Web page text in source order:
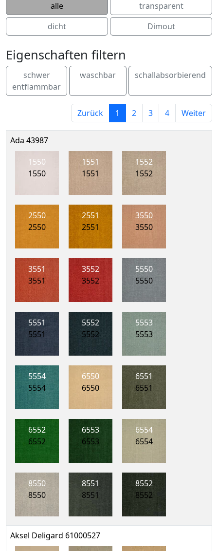
alle
transparent
dicht
Dimout
Eigenschaften filtern
schwer
entflammbar
waschbar schallabsorbierend
Zurück 1 2 3 4 Weiter
Ada 43987
1550
1550
1551
1551
1552
1552
2550
2550
2551
2551
3550
3550
3551
3551
3552
3552
5550
5550
5551
5551
5552
5552
5553
5553
5554
5554
6550
6550
6551
6551
6552
6552
6553
6553
6554
6554
8550
8550
8551
8551
8552
8552
Aksel Deligard 61000527